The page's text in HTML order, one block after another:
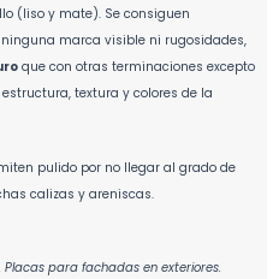
(liso y mate). Se consiguen
marca visible ni rugosidades,
que con otras terminaciones excepto
textura y colores de la
pulido por no llegar al grado de
calizas y areniscas.
para fachadas en exteriores.